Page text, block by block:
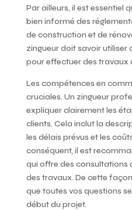
Par ailleurs, il est essentiel
bien informé des
de construction et de
zingueur doit savoir utiliser
pour effectuer des travaux
Les compétences en
cruciales. Un zingueur
expliquer clairement les
clients. Cela inclut la
les délais prévus et les
conséquent, il est
qui offre des consultations
des travaux. De cette
que toutes vos questions
début du projet.